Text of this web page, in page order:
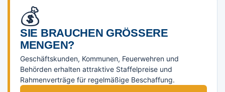
💰
SIE BRAUCHEN GRÖSSERE M
ENGEN?
Geschäftskunden, Kommunen, Feuerwehren und
Behörden erhalten attraktive Staffelpreise und
Rahmenverträge für regelmäßige Beschaffung.